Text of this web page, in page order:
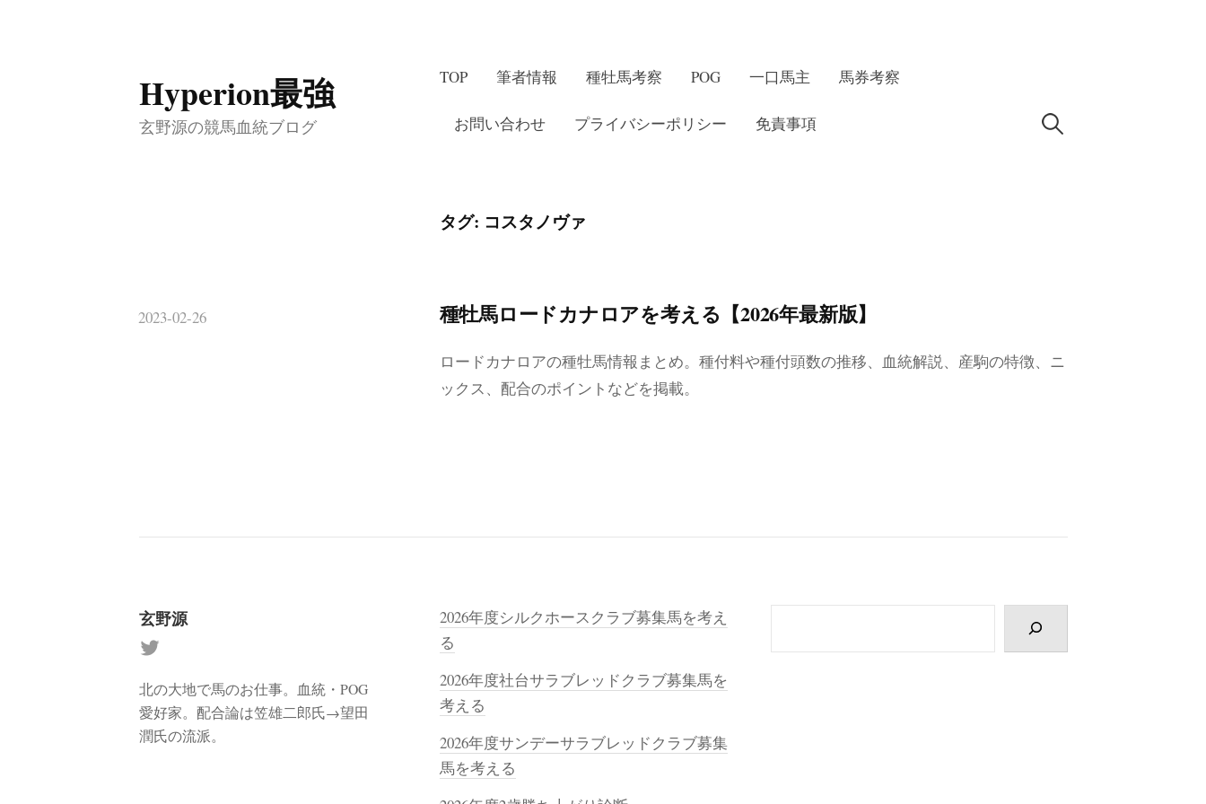
ン
テ
プ
Hyperion最強
玄野源の競馬血統ブログ
TOP 筆者情報 種牡馬考察 POG 一口馬主 馬券考察
お問い合わせ プライバシーポリシー 免責事項 検
タグ: コスタノヴァ
2023-02-26 種牡馬ロードカナロアを考える【2026年最新版】
ロードカナロアの種牡馬情報まとめ。種付料や種付頭数の推移、血統解説、産駒の特徴、ニ
ックス、配合のポイントなどを掲載。
玄野源
北の大地で馬のお仕事。血統・POG
愛好家。配合論は笠雄二郎氏→望田
潤氏の流派。
2026年度シルクホースクラブ募集馬を考え
る
2026年度社台サラブレッドクラブ募集馬を
考える
2026年度サンデーサラブレッドクラブ募集
馬を考える